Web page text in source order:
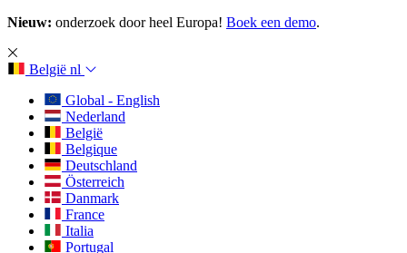
Nieuw: onderzoek door heel Europa! Boek een demo.
België nl
Global - English
Nederland
België
Belgique
Deutschland
Österreich
Danmark
France
Italia
Portugal